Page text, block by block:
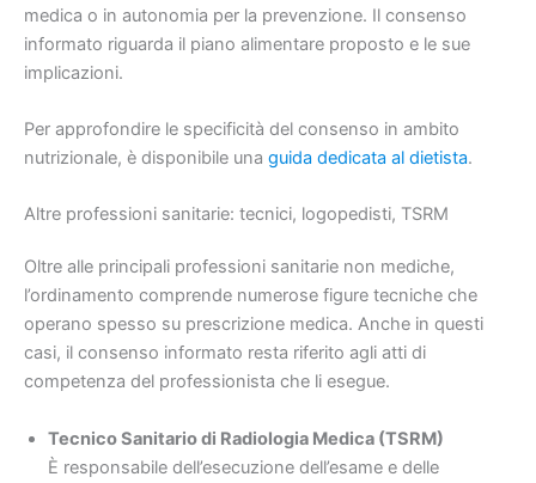
medica o in autonomia per la prevenzione. Il consenso
informato riguarda il piano alimentare proposto e le sue
implicazioni.
Per approfondire le specificità del consenso in ambito
nutrizionale, è disponibile una guida dedicata al dietista.
Altre professioni sanitarie: tecnici, logopedisti, TSRM
Oltre alle principali professioni sanitarie non mediche,
l’ordinamento comprende numerose figure tecniche che
operano spesso su prescrizione medica. Anche in questi
casi, il consenso informato resta riferito agli atti di
competenza del professionista che li esegue.
Tecnico Sanitario di Radiologia Medica (TSRM)
È responsabile dell’esecuzione dell’esame e delle